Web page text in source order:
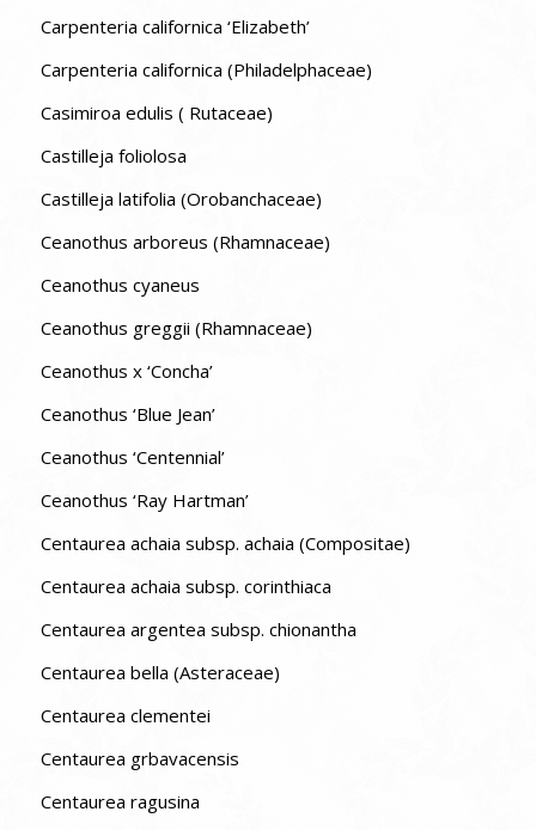
Carpenteria californica ‘Elizabeth’
Carpenteria californica (Philadelphaceae)
Casimiroa edulis ( Rutaceae)
Castilleja foliolosa
Castilleja latifolia (Orobanchaceae)
Ceanothus arboreus (Rhamnaceae)
Ceanothus cyaneus
Ceanothus greggii (Rhamnaceae)
Ceanothus x ‘Concha’
Ceanothus ‘Blue Jean’
Ceanothus ‘Centennial’
Ceanothus ‘Ray Hartman’
Centaurea achaia subsp. achaia (Compositae)
Centaurea achaia subsp. corinthiaca
Centaurea argentea subsp. chionantha
Centaurea bella (Asteraceae)
Centaurea clementei
Centaurea grbavacensis
Centaurea ragusina